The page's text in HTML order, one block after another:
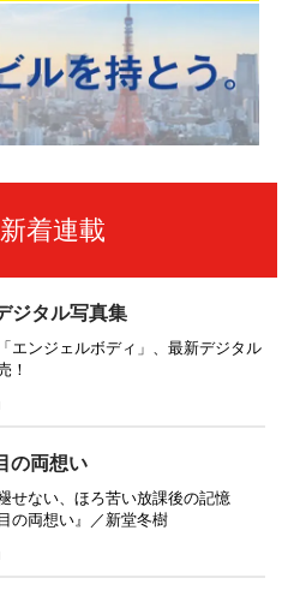
新着連載
ジタル写真集
エンジェルボディ」、最新デジタル
！
の両想い
せない、ほろ苦い放課後の記憶
の両想い』／新堂冬樹